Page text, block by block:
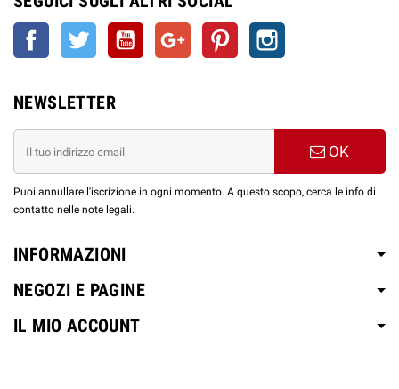
Facebook Twitter YouTube Google+ Pinterest
NEWSLETTER
OK
Puoi annullare l'iscrizione in ogni momento. A questo scopo, cerca le info di
contatto nelle note legali.
INFORMAZIONI
NEGOZI E PAGINE
IL MIO ACCOUNT